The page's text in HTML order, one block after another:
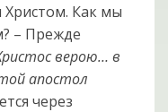
Христом. Как мы
– Прежде
верою… в
апостол
через